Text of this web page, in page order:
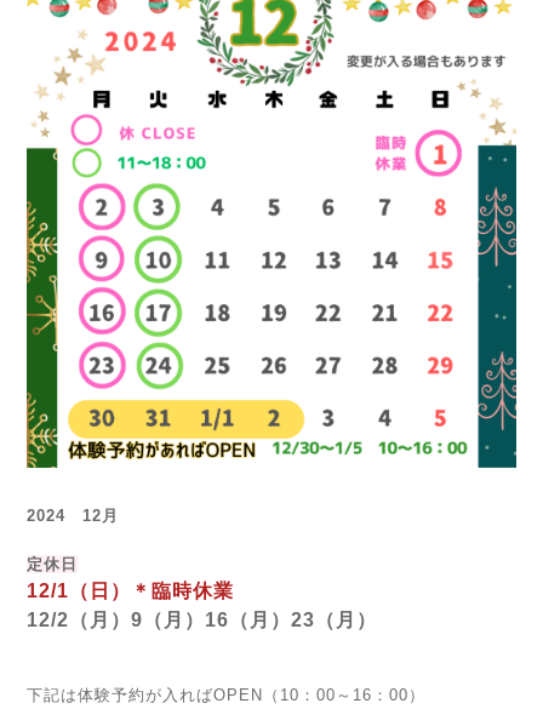
2024 12月
定休日
12/1 （日 ）＊臨時休業
12/2（月）9（月）16（月）23（月）
下記は体験予約が入ればOPEN（10：00～16：00）